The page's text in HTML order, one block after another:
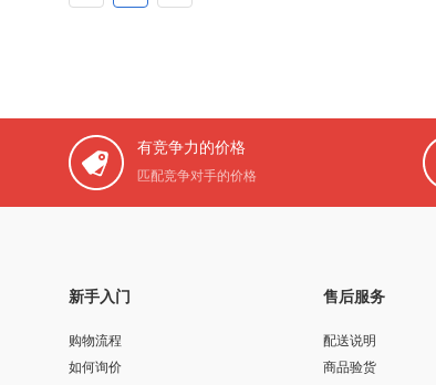
有竞争力的价格
匹配竞争对手的价格
新手入门
购物流程
如何询价
售后服务
配送说明
商品验货